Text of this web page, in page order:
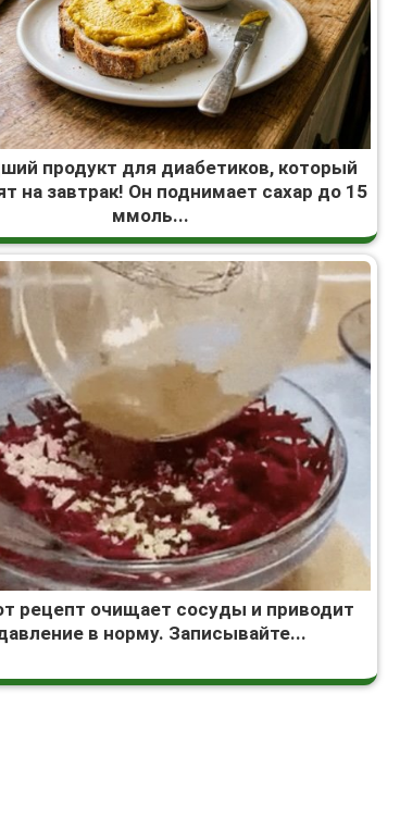
продукт для диабетиков, который
на завтрак! Он поднимает сахар до 15
ммоль...
рецепт очищает сосуды и приводит
в норму. Записывайте...